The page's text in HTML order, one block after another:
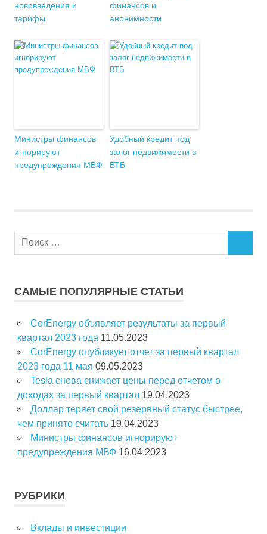
нововведения и
тарифы
финансов и
анонимности
Министры финансов
игнорируют
предупреждения МВФ
Удобный кредит под
залог недвижимости в
ВТБ
к
л
я
САМЫЕ ПОПУЛЯРНЫЕ СТАТЬИ
CorEnergy объявляет результаты за первый
квартал 2023 года 11.05.2023
CorEnergy опубликует отчет за первый квартал
2023 года 11 мая 09.05.2023
Tesla снова снижает цены перед отчетом о
доходах за первый квартал 19.04.2023
Доллар теряет свой резервный статус быстрее,
чем принято считать 19.04.2023
Министры финансов игнорируют
предупреждения МВФ 16.04.2023
РУБРИКИ
Вклады и инвестиции